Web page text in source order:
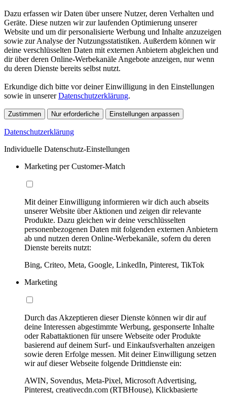
Dazu erfassen wir Daten über unsere Nutzer, deren Verhalten und
Geräte. Diese nutzen wir zur laufenden Optimierung unserer
Website und um dir personalisierte Werbung und Inhalte anzuzeigen
sowie zur Analyse der Nutzungsstatistiken. Außerdem können wir
deine verschlüsselten Daten mit externen Anbietern abgleichen und
dir über deren Online-Werbekanäle Angebote anzeigen, nur wenn
du deren Dienste bereits selbst nutzt.
Erkundige dich bitte vor deiner Einwilligung in den Einstellungen
sowie in unsererDatenschutzerklärung.
Zustimmen Nur erforderliche Einstellungen anpassen
Datenschutzerklärung
Individuelle Datenschutz-Einstellungen
Marketing per Customer-Match
Mit deiner Einwilligung informieren wir dich auch abseits
unserer Website über Aktionen und zeigen dir relevante
Produkte. Dazu gleichen wir deine verschlüsselten
personenbezogenen Daten mit folgenden externen Anbietern
ab und nutzen deren Online-Werbekanäle, sofern du deren
Dienste bereits nutzt:
Bing, Criteo, Meta, Google, LinkedIn, Pinterest, TikTok
Marketing
Durch das Akzeptieren dieser Dienste können wir dir auf
deine Interessen abgestimmte Werbung, gesponserte Inhalte
oder Rabattaktionen für unsere Webseite oder Produkte
basierend auf deinem Surf- und Einkaufsverhalten anzeigen
sowie deren Erfolge messen. Mit deiner Einwilligung setzen
wir auf dieser Webseite folgende Drittdienste ein:
AWIN, Sovendus, Meta-Pixel, Microsoft Advertising,
Pinterest, creativecdn.com (RTBHouse), Klickbasierte